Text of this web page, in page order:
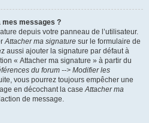
mes messages ?
depuis votre panneau de l’utilisateur.
Attacher ma signature sur le formulaire de
aussi ajouter la signature par défaut à
« Attacher ma signature » à partir du
du forum --> Modifier les
vous pourrez toujours empêcher une
en décochant la caseAttacher ma
de message.